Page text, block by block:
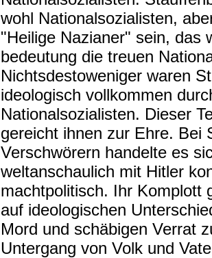
wohl Nationalsozialisten,
"Heilige Nazianer" sein, das
bedeutung die treuen
Nichtsdestoweniger waren
ideologisch vollkommen
Nationalsozialisten. Dieser
gereicht ihnen zur Ehre. Bei
Verschwörern handelte es
weltanschaulich mit Hitler
machtpolitisch. Ihr Komplott
auf ideologischen
Mord und schäbigen Verrat
Untergang von Volk und